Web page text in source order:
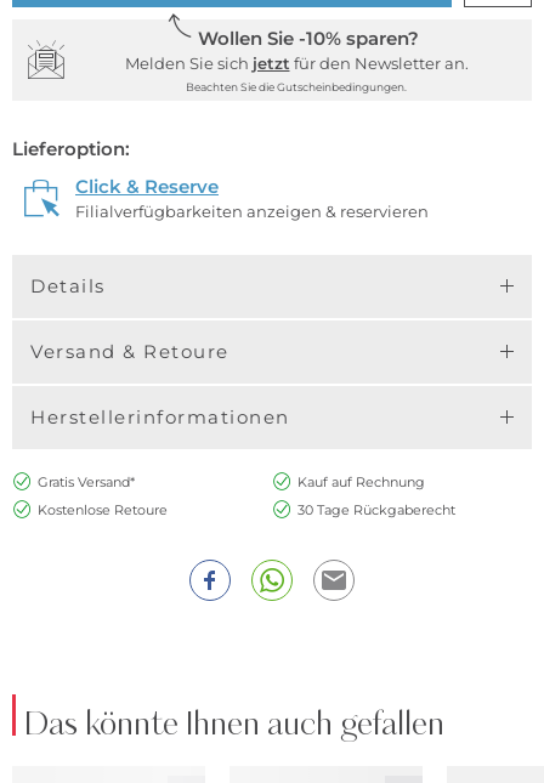
Wollen Sie -10% sparen?
Melden Sie sich jetzt für den Newsletter an.
Beachten Sie die Gutscheinbedingungen.
Lieferoption:
Click & Reserve
Filialverfügbarkeiten anzeigen & reservieren
Details
Versand & Retoure
Herstellerinformationen
Gratis Versand*
Kauf auf Rechnung
Kostenlose Retoure
30 Tage Rückgaberecht
Das könnte Ihnen auch gefallen